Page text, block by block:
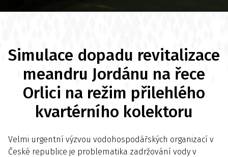
Simulace dopadu revitalizace
meandru Jordánu na řece
Orlici na režim přilehlého
kvartérního kolektoru
Velmi urgentní výzvou vodohospodářských organizací v
České republice je problematika zadržování vody v